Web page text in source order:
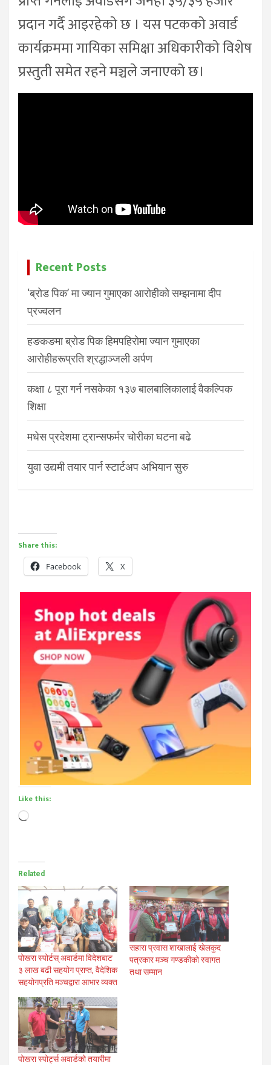
प्रदान गर्दै आइरहेको छ । यस पटकको अवार्ड
कार्यक्रममा गायिका समिक्षा अधिकारीको विशेष
प्रस्तुती समेत रहने मञ्चले जनाएको छ।
Recent Posts
‘ब्रोड पिक’ मा ज्यान गुमाएका आरोहीको सम्झनामा दीप
प्रज्वलन
हङकङमा ब्रोड पिक हिमपहिरोमा ज्यान गुमाएका
आरोहीहरूप्रति श्रद्धाञ्जली अर्पण
कक्षा ८ पूरा गर्न नसकेका १३७ बालबालिकालाई वैकल्पिक
शिक्षा
मधेस प्रदेशमा ट्रान्सफर्मर चोरीका घटना बढे
युवा उद्यमी तयार पार्न स्टार्टअप अभियान सुरु
Share this:
Facebook X
Like this:
Loading…
Related
पोखरा स्पोर्टस् अवार्डमा विदेशबाट
३ लाख बढी सहयोग प्राप्त, वैदेशिक
सहयोगप्रति मञ्चद्वारा आभार व्यक्त
सहारा प्रवास शाखालाई खेलकुद
पत्रकार मञ्च गण्डकीको स्वागत
तथा सम्मान
पोखरा स्पोर्ट्स अवार्डको तयारीमा